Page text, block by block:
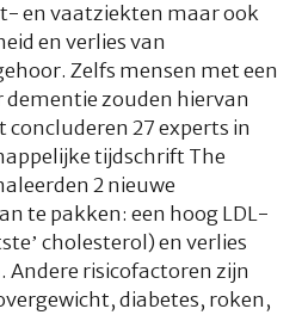
en vaatziekten maar ook
en verlies van
Zelfs mensen met een
dementie zouden hiervan
27 experts in
tijdschrift The
2 nieuwe
te pakken: een hoog LDL-
cholesterol) en verlies
risicofactoren zijn
diabetes, roken,